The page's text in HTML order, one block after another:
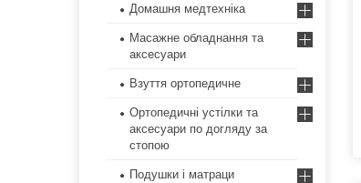
Домашня медтехніка
Масажне обладнання та
аксесуари
Взуття ортопедичне
Ортопедичні устілки та
аксесуари по догляду за
стопою
Подушки і матраци